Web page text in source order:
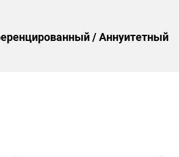
/ Аннуитетный